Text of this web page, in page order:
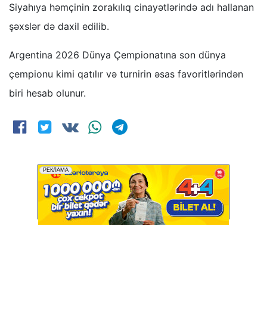
Siyahıya həmçinin zorakılıq cinayətlərində adı hallanan
şəxslər də daxil edilib.
Argentina 2026 Dünya Çempionatına son dünya
çempionu kimi qatılır və turnirin əsas favoritlərindən
biri hesab olunur.